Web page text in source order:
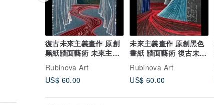
復古未來主義畫作 原創
黑紙牆面藝術 未來主義
藝術品
Rubinova Art
US$ 60.00
未來主義畫作 原創黑色
畫紙 牆面藝術 復古未來
主義藝術品
Rubinova Art
US$ 60.00